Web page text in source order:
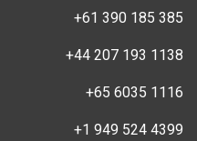
+61 390 185 385
+44 207 193 1138
+65 6035 1116
+1 949 524 4399